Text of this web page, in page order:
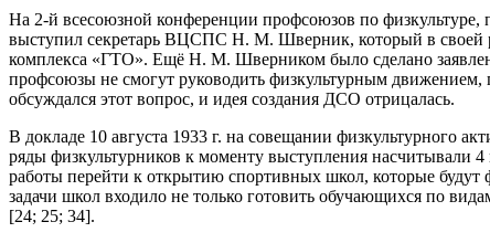
На 2-й всесоюзной конференции профсоюзов по физкультуре,
выступил секретарь ВЦСПС Н. М. Шверник, который в своей
комплекса «ГТО». Ещё Н. М. Шверником было сделано
профсоюзы не смогут руководить физкультурным
обсуждался этот вопрос, и идея создания ДСО отрицалась.
В докладе 10 августа 1933 г. на совещании физкультурного
ряды физкультурников к моменту выступления насчитывали
работы перейти к открытию спортивных школ, которые
задачи школ входило не только готовить обучающихся по
[24; 25; 34].